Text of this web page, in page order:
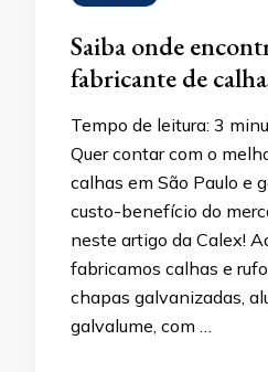
Saiba onde
fabricante de
Tempo de leitura: 3
Quer contar com o
calhas em São Paulo e
custo-benefício do
neste artigo da Calex!
fabricamos calhas e
chapas galvanizadas,
galvalume, com …